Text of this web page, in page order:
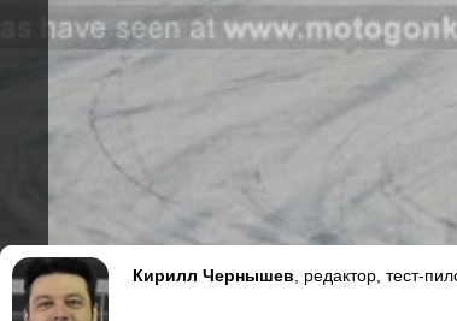
Кирилл Чернышев , редактор, тест-